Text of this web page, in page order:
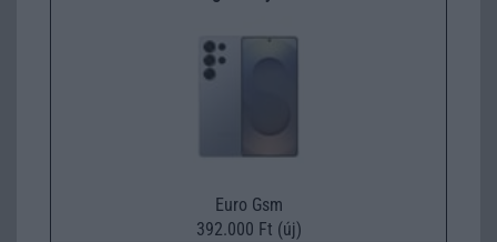
Euro Gsm
392.000 Ft (új)